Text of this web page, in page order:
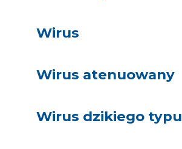
Wirus
Wirus atenuowany
Wirus dzikiego typu